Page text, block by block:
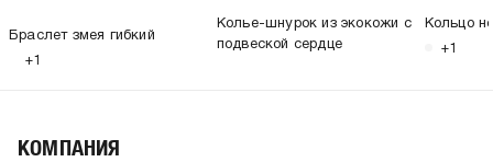
Браслет змея гибкий
+1
Колье-шнурок из экокожи с
подвеской сердце
Кольцо
+1
КОМПАНИЯ